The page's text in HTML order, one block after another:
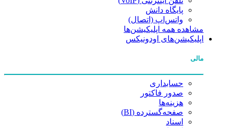
پایگاه دانش
واتس‌اپ (اتصال)
مشاهده همه اپلیکیشن‌ها
اپلیکیشن‌های اودونیکس
مالی
حسابداری
صدور فاکتور
هزینه‌ها
صفحه‌گسترده (BI)
اسناد